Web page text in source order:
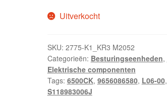
Uitverkocht
SKU: 2775-K1_KR3 M2052
Categorieën: Besturingseenheden,
Elektrische componenten
Tags: 6500CK, 9656086580, L06-00,
S118983006J